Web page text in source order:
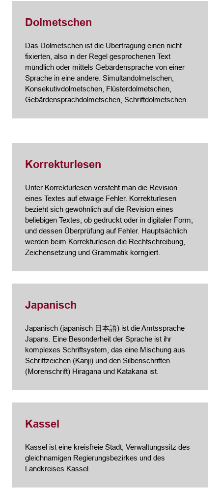
Dolmetschen
Das Dolmetschen ist die Übertragung einen nicht
fixierten, also in der Regel gesprochenen Text
mündlich oder mittels Gebärdensprache von einer
Sprache in eine andere. Simultandolmetschen,
Konsekutivdolmetschen, Flüsterdolmetschen,
Gebärdensprachdolmetschen, Schriftdolmetschen.
Korrekturlesen
Unter Korrekturlesen versteht man die Revision
eines Textes auf etwaige Fehler. Korrekturlesen
bezieht sich gewöhnlich auf die Revision eines
beliebigen Textes, ob gedruckt oder in digitaler Form,
und dessen Überprüfung auf Fehler. Hauptsächlich
werden beim Korrekturlesen die Rechtschreibung,
Zeichensetzung und Grammatik korrigiert.
Japanisch
Japanisch (japanisch 日本語) ist die Amtssprache
Japans. Eine Besonderheit der Sprache ist ihr
komplexes Schriftsystem, das eine Mischung aus
Schriftzeichen (Kanji) und den Silbenschriften
(Morenschrift) Hiragana und Katakana ist.
Kassel
Kassel ist eine kreisfreie Stadt, Verwaltungssitz des
gleichnamigen Regierungsbezirkes und des
Landkreises Kassel.